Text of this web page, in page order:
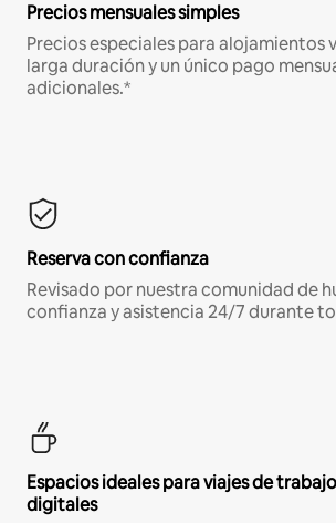
Precios mensuales simples
Precios especiales para alojamientos
larga duración y un único pago
adicionales.*
Reserva con confianza
Revisado por nuestra comunidad de
confianza y asistencia 24/7 durante
Espacios ideales para viajes de
digitales